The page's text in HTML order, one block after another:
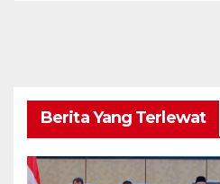
Berita Yang Terlewat